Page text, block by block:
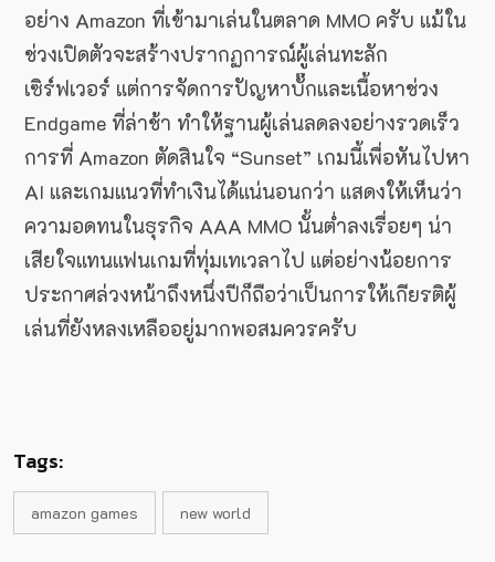
อย่าง Amazon ที่เข้ามาเล่นในตลาด MMO ครับ แม้ใน
ช่วงเปิดตัวจะสร้างปรากฏการณ์ผู้เล่นทะลัก
เซิร์ฟเวอร์ แต่การจัดการปัญหาบั๊กและเนื้อหาช่วง
Endgame ที่ล่าช้า ทำให้ฐานผู้เล่นลดลงอย่างรวดเร็ว
การที่ Amazon ตัดสินใจ “Sunset” เกมนี้เพื่อหันไปหา
AI และเกมแนวที่ทำเงินได้แน่นอนกว่า แสดงให้เห็นว่า
ความอดทนในธุรกิจ AAA MMO นั้นต่ำลงเรื่อยๆ น่า
เสียใจแทนแฟนเกมที่ทุ่มเทเวลาไป แต่อย่างน้อยการ
ประกาศล่วงหน้าถึงหนึ่งปีก็ถือว่าเป็นการให้เกียรติผู้
เล่นที่ยังหลงเหลืออยู่มากพอสมควรครับ
Tags:
amazon games new world